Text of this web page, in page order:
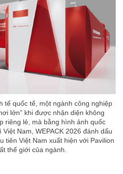
tế quốc tế, một ngành công nghiệp
lớn” khi được nhận diện không
riêng lẻ, mà bằng hình ảnh quốc
Nam, WEPACK 2026 đánh dấu
tiên Việt Nam xuất hiện với Pavilion
thế giới của ngành.